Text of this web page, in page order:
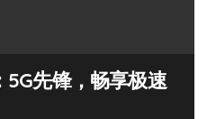
先锋，畅享极速